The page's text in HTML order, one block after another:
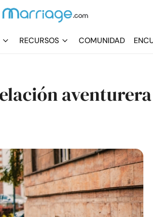
RECURSOS COMUNIDAD
aventurera